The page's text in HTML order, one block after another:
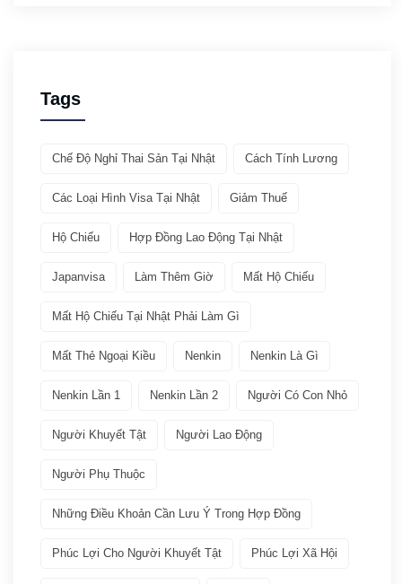
Văn hóa & Du lịch
Việc làm
Bảo hiểm(2)
Các ngành nghề quay lại Tokutei Gino(1)
Nenkin (3)
Phúc lợi xã hội(2)
Tags
Chế Độ Nghỉ Thai Sản Tại Nhật Cách Tính Lương
Các Loại Hình Visa Tại Nhật Giảm Thuế
Hộ Chiếu Hợp Đồng Lao Động Tại Nhật
Japanvisa Làm Thêm Giờ Mất Hộ Chiếu
Mất Hộ Chiếu Tại Nhật Phải Làm Gì
Mất Thẻ Ngoại Kiều Nenkin Nenkin Là Gì
Nenkin Lần 1 Nenkin Lần 2 Người Có Con Nhỏ
Người Khuyết Tật Người Lao Động
Người Phụ Thuộc
Những Điều Khoản Cần Lưu Ý Trong Hợp Đồng
Phúc Lợi Cho Người Khuyết Tật Phúc Lợi Xã Hội